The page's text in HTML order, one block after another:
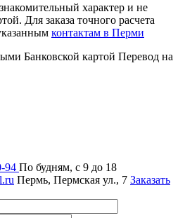
характер и не
Для заказа точного расчета
контактам в Перми
Банковской картой Перевод на
94 По будням, с 9 до 18
Пермь, Пермская ул., 7 Заказать